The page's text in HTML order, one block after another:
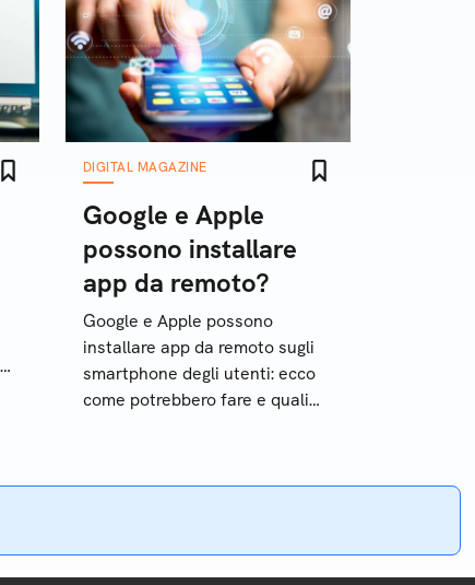
DIGITAL MAGAZINE
Google e Apple
possono installare
app da remoto?
Google e Apple possono
installare app da remoto sugli
smartphone degli utenti: ecco
come potrebbero fare e quali